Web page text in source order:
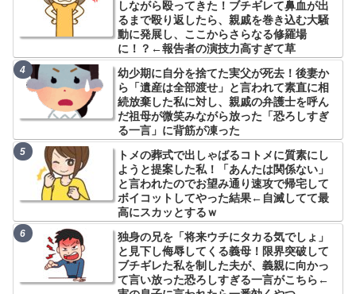
しながら殴ってきた！ブチギレて鼻血が出
るまで殴り返したら、親戚を巻き込む大騒
動に発展し、ここからさらなる修羅場
に！？←報告者の演技力高すぎて草
幼少期に自分を捨てた実父が死去！後妻か
ら「遺産は全部渡せ」と言われて素直に相
続放棄した私に対し、親戚の弁護士を呼ん
だ祖母が微笑みながら放った「恐ろしすぎ
る一言」に背筋が凍った
トメの葬式で出しゃばるコトメに質素にし
ようと提案した私！「あんたは関係ない」
と言われたのでお望み通り速攻で帰宅して
ボイコットしてやった結果←自滅してて最
高にスカッとするｗ
独身の兄を「将来ウチにタカる気でしょ」
と見下し侮辱してくる義母！限界突破して
ブチギレた私を制した夫が、義親に向かっ
て言い放った恐ろしすぎる一言がこちら←